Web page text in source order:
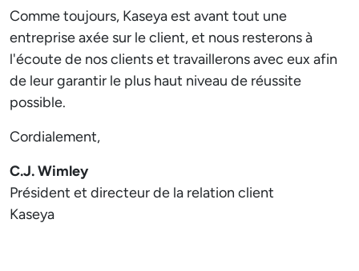
Comme toujours, Kaseya est avant tout une
entreprise axée sur le client, et nous resterons à
l'écoute de nos clients et travaillerons avec eux afin
de leur garantir le plus haut niveau de réussite
possible.
Cordialement,
C.J. Wimley​
Président et directeur de la relation client​
Kaseya